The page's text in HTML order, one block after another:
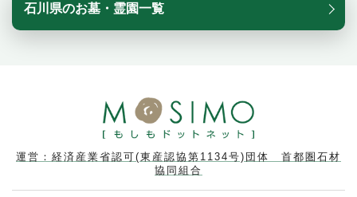
石川県のお墓・霊園一覧
運営：経済産業省認可(東産認協第1134号)団体 首都圏石材
協同組合